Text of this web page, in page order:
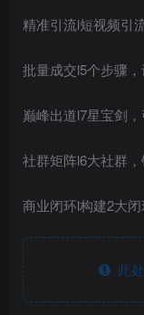
精准引流l短视频引
批量成交l5个步骤
巅峰出道l7星宝剑
社群矩阵l6大社群
商业闭环l构建2大
此处